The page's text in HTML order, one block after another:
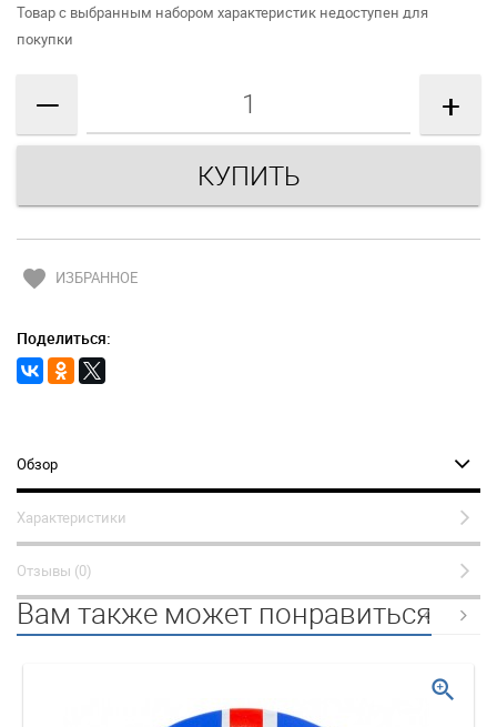
Товар с выбранным набором характеристик недоступен для
покупки
— +
favorite ИЗБРАННОЕ
Поделиться:
Обзор
Характеристики
Отзывы (0)
Вам также может понравиться
zoom_in